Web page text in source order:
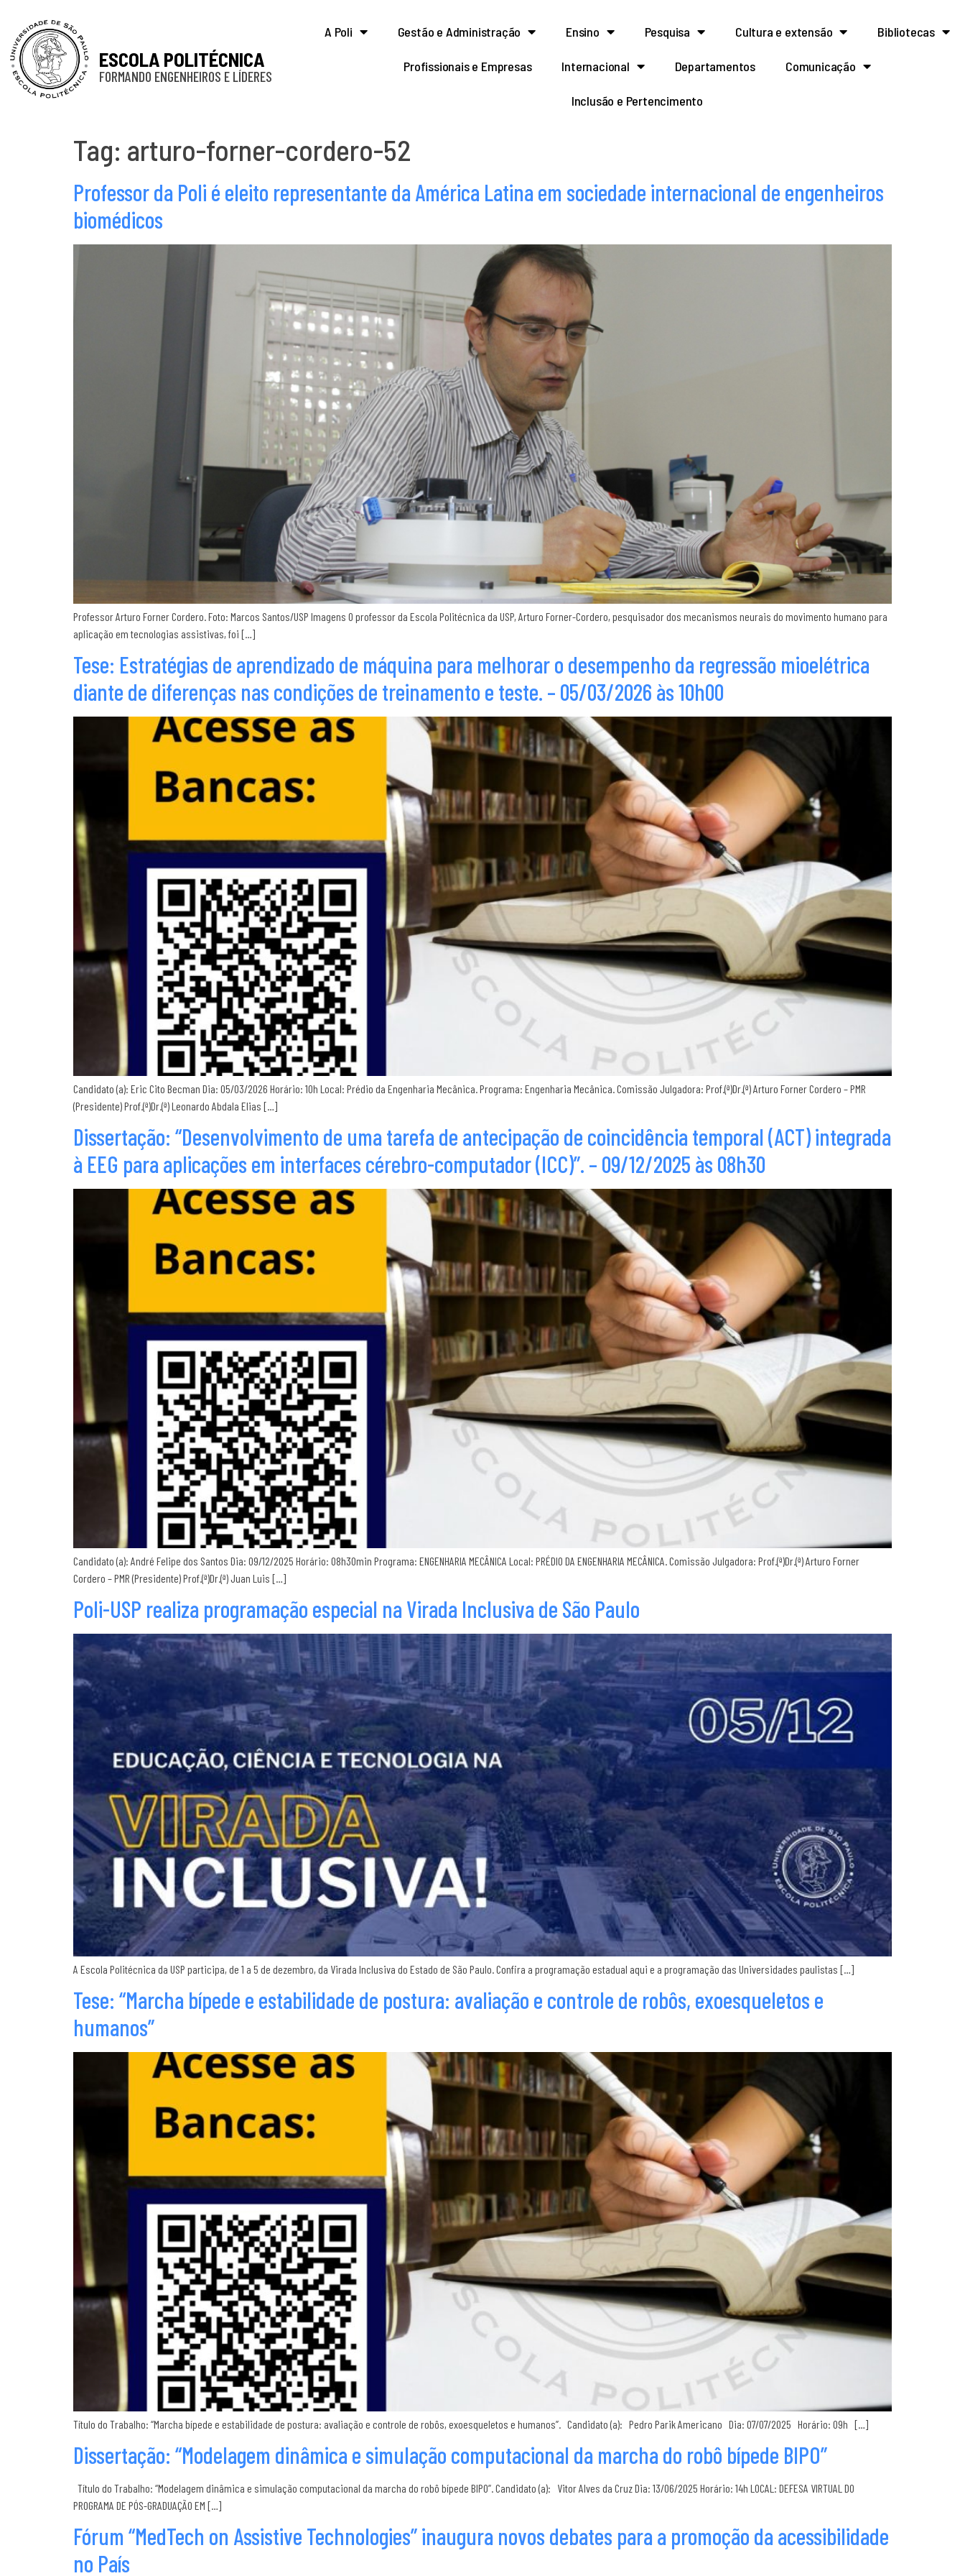
ESCOLA POLITÉCNICA
FORMANDO ENGENHEIROS E LÍDERES
A Poli Gestão e Administração Ensino Pesquisa Cultura e extensão Bibliotecas
Profissionais e Empresas Internacional Departamentos Comunicação
Inclusão e Pertencimento
Tag: arturo-forner-cordero-52
Professor da Poli é eleito representante da América Latina em sociedade internacional de engenheiros
biomédicos
Professor Arturo Forner Cordero. Foto: Marcos Santos/USP Imagens O professor da Escola Politécnica da USP, Arturo Forner-Cordero, pesquisador dos mecanismos neurais do movimento humano para
aplicação em tecnologias assistivas, foi […]
Tese: Estratégias de aprendizado de máquina para melhorar o desempenho da regressão mioelétrica
diante de diferenças nas condições de treinamento e teste. – 05/03/2026 às 10h00
Candidato (a): Eric Cito Becman Dia: 05/03/2026 Horário: 10h Local: Prédio da Engenharia Mecânica. Programa: Engenharia Mecânica. Comissão Julgadora: Prof.(ª)Dr.(ª) Arturo Forner Cordero – PMR
(Presidente) Prof.(ª)Dr.(ª) Leonardo Abdala Elias […]
Dissertação: “Desenvolvimento de uma tarefa de antecipação de coincidência temporal (ACT) integrada
à EEG para aplicações em interfaces cérebro-computador (ICC)”. – 09/12/2025 às 08h30
Candidato (a): André Felipe dos Santos Dia: 09/12/2025 Horário: 08h30min Programa: ENGENHARIA MECÂNICA Local: PRÉDIO DA ENGENHARIA MECÂNICA. Comissão Julgadora: Prof.(ª)Dr.(ª) Arturo Forner
Cordero – PMR (Presidente) Prof.(ª)Dr.(ª) Juan Luis […]
Poli-USP realiza programação especial na Virada Inclusiva de São Paulo
A Escola Politécnica da USP participa, de 1 a 5 de dezembro, da Virada Inclusiva do Estado de São Paulo. Confira a programação estadual aqui e a programação das Universidades paulistas […]
Tese: “Marcha bípede e estabilidade de postura: avaliação e controle de robôs, exoesqueletos e
humanos”
Título do Trabalho: “Marcha bípede e estabilidade de postura: avaliação e controle de robôs, exoesqueletos e humanos”. Candidato (a): Pedro Parik Americano Dia: 07/07/2025 Horário: 09h […]
Dissertação: “Modelagem dinâmica e simulação computacional da marcha do robô bípede BIPO”
Título do Trabalho: “Modelagem dinâmica e simulação computacional da marcha do robô bípede BIPO”. Candidato (a): Vitor Alves da Cruz Dia: 13/06/2025 Horário: 14h LOCAL: DEFESA VIRTUAL DO
PROGRAMA DE PÓS-GRADUAÇÃO EM […]
Fórum “MedTech on Assistive Technologies” inaugura novos debates para a promoção da acessibilidade
no País